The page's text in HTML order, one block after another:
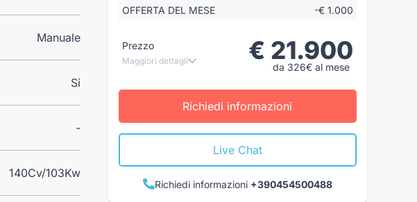
Manuale
Si
-
140Cv/103Kw
OFFERTA DEL MESE
-€ 1.000
Prezzo
Maggiori dettagli € 21.900
da 326€ al mese
Richiedi informazioni
Live Chat
Richiedi informazioni +390454500488